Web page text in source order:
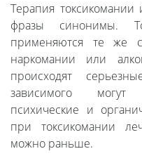
Терапия
фразы синонимы.
применяются те же
наркомании или
происходят
зависимого могут
психические и
при токсикомании
можно раньше.